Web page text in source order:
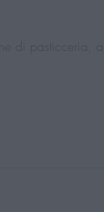
di pasticceria,